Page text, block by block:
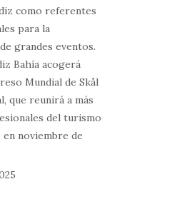
como referentes
para la
grandes eventos.
Bahía acogerá
Mundial de Skål
que reunirá a más
del turismo
en noviembre de